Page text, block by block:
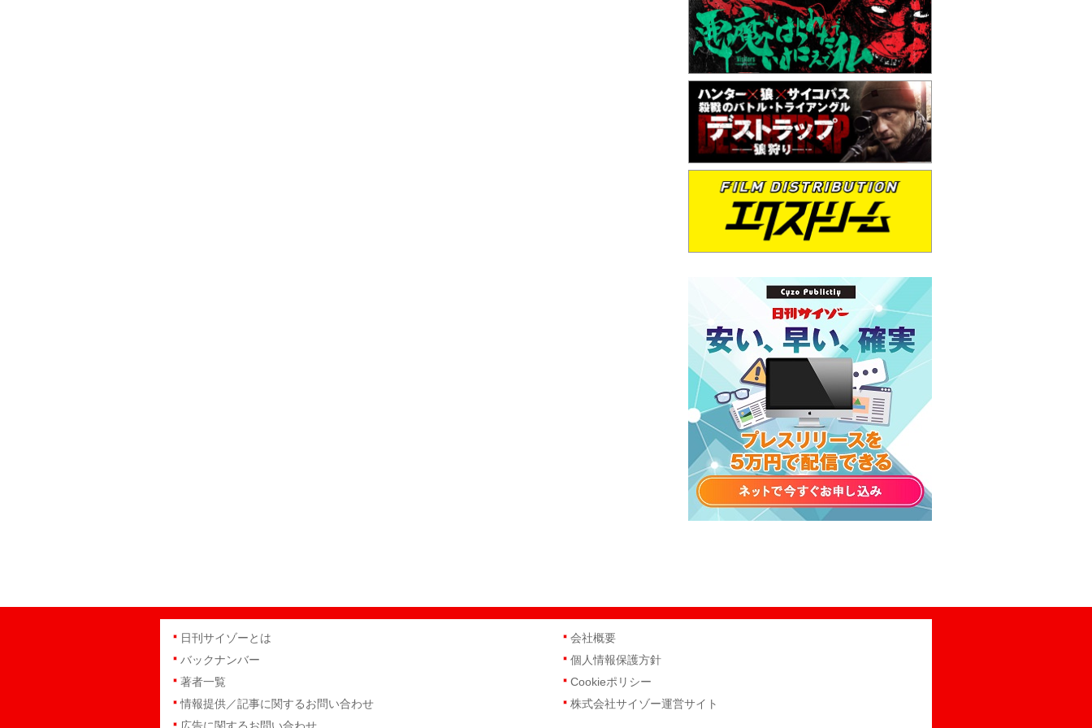
日刊サイゾーとは
バックナンバー
著者一覧
情報提供／記事に関するお問い合わせ
会社概要
個人情報保護方針
Cookieポリシー
株式会社サイゾー運営サイト